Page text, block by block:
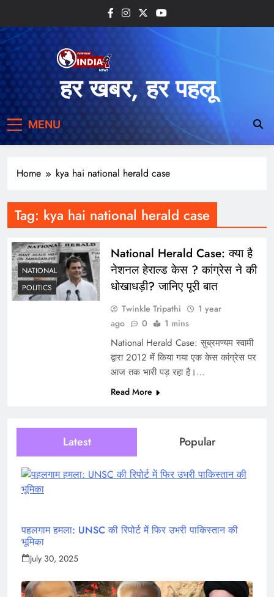
content
हर खबर, हर पहलू
MENU
Home kya hai national herald case
Tag: kya hai national herald case
NATIONAL
POLITICS
National Herald Case: क्या है
नेशनल हेराल्ड केस ? कांग्रेस ने की
धोखाधड़ी? जानिए पूरी बात
Twinkle Tripathi
1 year
ago
0 1 mins
National Herald Case: सुब्रमण्यम स्वामी
द्वारा 2012 में किया गया एक केस कांग्रेस पर
आज तक भारी पड़ रहा है।…
Read More
Latest Popular
पहलगाम हमला: UNSC की रिपोर्ट में फिर उभरी पाकिस्तान की
भूमिका
July 30, 2025